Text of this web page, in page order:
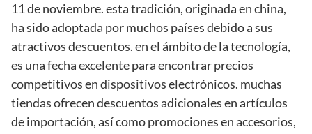
11 de noviembre. esta tradición, originada en china,
ha sido adoptada por muchos países debido a sus
atractivos descuentos. en el ámbito de la tecnología,
es una fecha excelente para encontrar precios
competitivos en dispositivos electrónicos. muchas
tiendas ofrecen descuentos adicionales en artículos
de importación, así como promociones en accesorios,